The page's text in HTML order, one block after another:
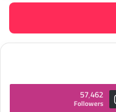
57٬462
Followers